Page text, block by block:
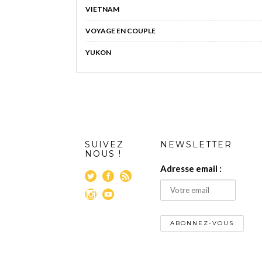
VIETNAM
VOYAGE EN COUPLE
YUKON
SUIVEZ
NOUS !
NEWSLETTER
Adresse email :